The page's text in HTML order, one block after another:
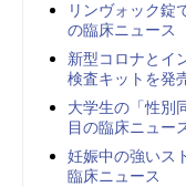
リンヴォック錠
の臨床ニュース
新型コロナとイ
検査キットを発
大学生の「性別
目の臨床ニュー
妊娠中の強いス
臨床ニュース